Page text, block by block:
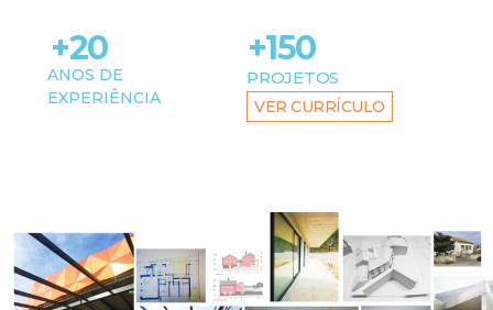
+20
ANOS DE
EXPERIÊNCIA
+150
PROJETOS
VER CURRÍCULO